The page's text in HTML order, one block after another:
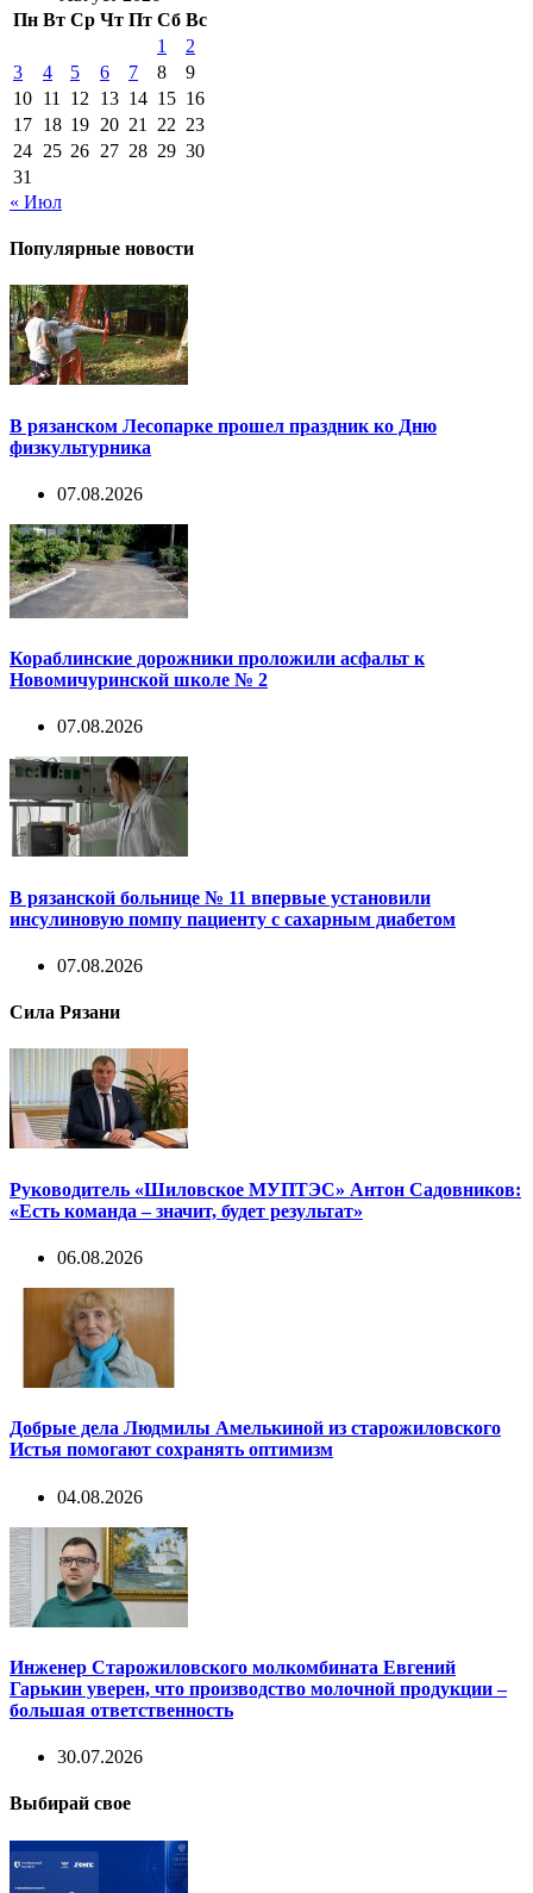
Пн Вт Ср Чт Пт Сб Вс
1
2
3
4 5 6 7 8
9
10 11 12 13 14 15 16
17 18 19 20 21 22 23
24 25 26 27 28 29 30
31
« Июл
Популярные новости
В рязанском Лесопарке прошел праздник ко Дню
физкультурника
07.08.2026
Кораблинские дорожники проложили асфальт к
Новомичуринской школе № 2
07.08.2026
В рязанской больнице № 11 впервые установили
инсулиновую помпу пациенту с сахарным диабетом
07.08.2026
Сила Рязани
Руководитель «Шиловское МУПТЭС» Антон Садовников:
«Есть команда – значит, будет результат»
06.08.2026
Добрые дела Людмилы Амелькиной из старожиловского
Истья помогают сохранять оптимизм
04.08.2026
Инженер Старожиловского молкомбината Евгений
Гарькин уверен, что производство молочной продукции –
большая ответственность
30.07.2026
Выбирай свое